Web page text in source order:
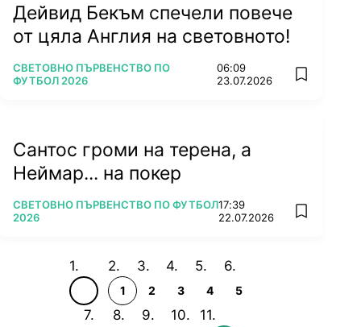
Дейвид Бекъм спечели повече
от цяла Англия на световното!
ПОВЕЧЕ ОТ
СВЕТОВНО ПЪРВЕНСТВО ПО
ФУТБОЛ 2026
06:09
23.07.2026
add
Сантос громи на терена, а
Неймар... на покер
ПОВЕЧЕ ОТ
СВЕТОВНО ПЪРВЕНСТВО ПО ФУТБОЛ
2026
17:39
22.07.2026
add
1 2 3 4 5